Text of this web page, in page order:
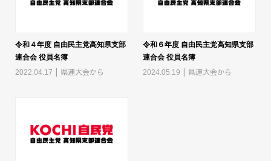
令和４年度 自由民主党高知県支部
連合会 役員名簿
2022.04.17
県連大会から
令和６年度 自由民主党高知県支部
連合会 役員名簿
2024.05.19
県連大会から